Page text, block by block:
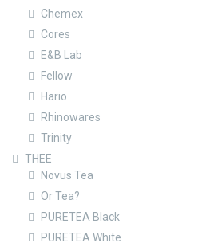
Chemex
Cores
E&B Lab
Fellow
Hario
Rhinowares
Trinity
THEE
Novus Tea
Or Tea?
PURETEA Black
PURETEA White